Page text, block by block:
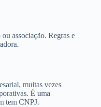
associação. Regras e
muitas vezes
É uma
tem CNPJ.